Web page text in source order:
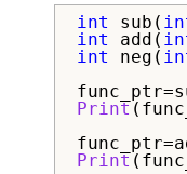
int sub(
int
add(
int
neg(
Print
Print